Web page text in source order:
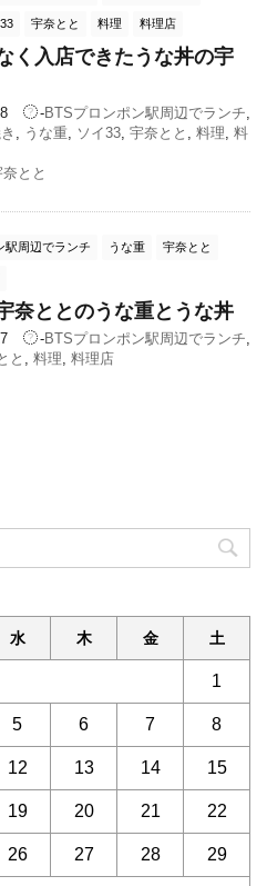
宇奈とと 料理 料理店
く入店できたうな丼の宇
-BTSプロンポン駅周辺でランチ
うな重 ソイ33 宇奈とと 料理 料
奈とと
駅周辺でランチ うな重 宇奈とと
奈ととのうな重とうな丼
-BTSプロンポン駅周辺でランチ
と 料理 料理店
水 木 金 土
1
5 6 7 8
12 13 14 15
19 20 21 22
26 27 28 29